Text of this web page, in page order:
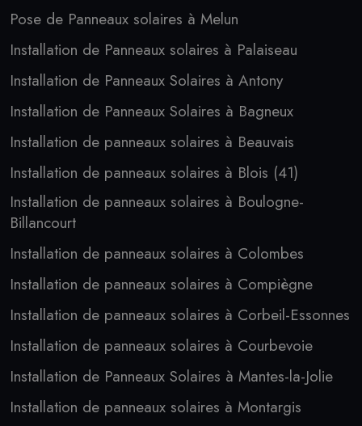
Pose de Panneaux solaires à Melun
Installation de Panneaux solaires à Palaiseau
Installation de Panneaux Solaires à Antony
Installation de Panneaux Solaires à Bagneux
Installation de panneaux solaires à Beauvais
Installation de panneaux solaires à Blois (41)
Installation de panneaux solaires à Boulogne-
Billancourt
Installation de panneaux solaires à Colombes
Installation de panneaux solaires à Compiègne
Installation de panneaux solaires à Corbeil-Essonnes
Installation de panneaux solaires à Courbevoie
Installation de Panneaux Solaires à Mantes-la-Jolie
Installation de panneaux solaires à Montargis